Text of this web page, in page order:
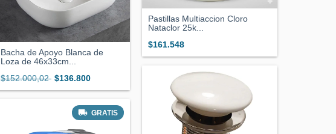
Bacha de Apoyo Blanca de
Loza de 46x33cm...
$152.000,02 $136.800
Pastillas Multiaccion Cloro
Nataclor 25k...
$161.548
GRATIS